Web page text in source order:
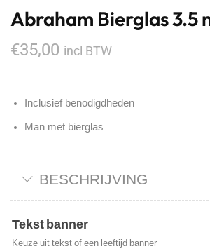
Abraham Bierglas 3.5
€35,00 incl BTW
Inclusief benodigdheden
Man met bierglas
BESCHRIJVING
Tekst banner
Keuze uit tekst of een leeftijd banner